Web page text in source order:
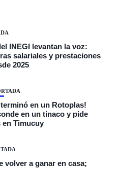
INEGI levantan la voz:
salariales y prestaciones
2025
en un Rotoplas!
en un tinaco y pide
Timucuy
volver a ganar en casa;